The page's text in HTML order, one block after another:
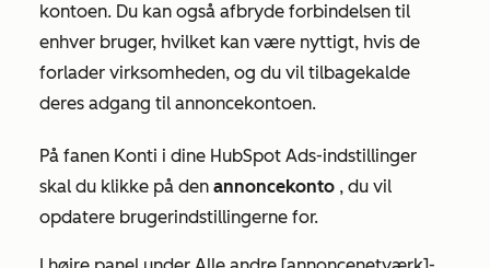
kontoen. Du kan også afbryde forbindelsen til
enhver bruger, hvilket kan være nyttigt, hvis de
forlader virksomheden, og du vil tilbagekalde
deres adgang til annoncekontoen.
På fanen Konti i dine HubSpot Ads-indstillinger
skal du klikke på den annoncekonto , du vil
opdatere brugerindstillingerne for.